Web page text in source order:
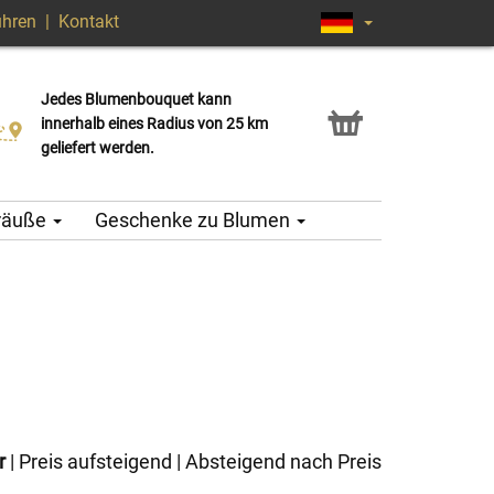
| Kontakt
Jedes Blumenbouquet kann
innerhalb eines Radius von 25 km
geliefert werden.
Click & Collect Service
Geschenke zu Blumen
| Preis aufsteigend | Absteigend nach Preis